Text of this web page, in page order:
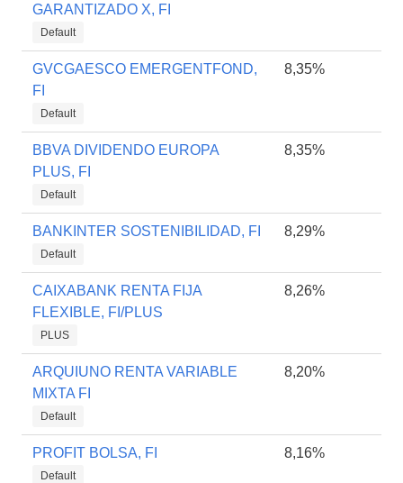
GARANTIZADO X, FI
Default
GVCGAESCO EMERGENTFOND,
FI
Default
8,35%
BBVA DIVIDENDO EUROPA
PLUS, FI
Default
8,35%
BANKINTER SOSTENIBILIDAD, FI
Default
8,29%
CAIXABANK RENTA FIJA
FLEXIBLE, FI/PLUS
PLUS
8,26%
ARQUIUNO RENTA VARIABLE
MIXTA FI
Default
8,20%
PROFIT BOLSA, FI
Default
8,16%